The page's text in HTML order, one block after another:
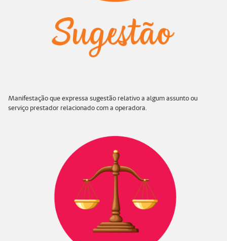
Manifestação que expressa sugestão relativo a algum assunto ou
serviço prestador relacionado com a operadora.